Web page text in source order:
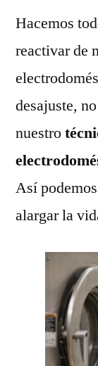
Hacemos
reactivar de
desajuste,
nuestro
Así
alargar la